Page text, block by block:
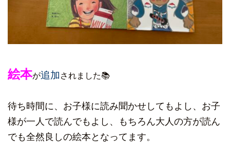
絵本が追加 されました📚
待ち時間に、お子様に読み聞かせしてもよし、お子
様が一人で読んでもよし、もちろん大人の方が読ん
でも全然良しの絵本となってます。